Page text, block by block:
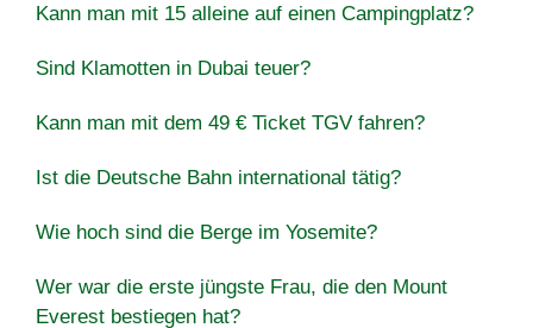
Kann man mit 15 alleine auf einen Campingplatz?
Sind Klamotten in Dubai teuer?
Kann man mit dem 49 € Ticket TGV fahren?
Ist die Deutsche Bahn international tätig?
Wie hoch sind die Berge im Yosemite?
Wer war die erste jüngste Frau, die den Mount
Everest bestiegen hat?